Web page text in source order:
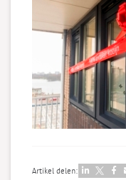
Artikel delen: